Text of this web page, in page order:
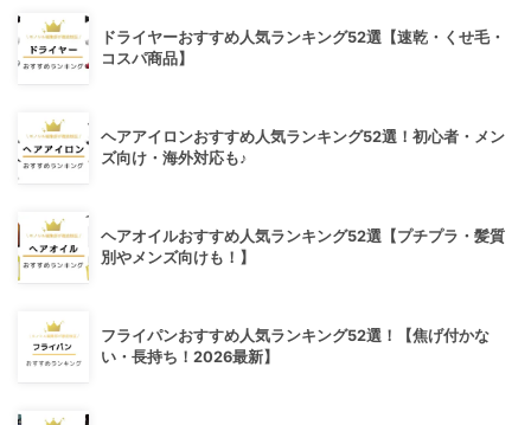
ドライヤーおすすめ人気ランキング52選【速乾・くせ毛・
コスパ商品】
ヘアアイロンおすすめ人気ランキング52選！初心者・メン
ズ向け・海外対応も♪
ヘアオイルおすすめ人気ランキング52選【プチプラ・髪質
別やメンズ向けも！】
フライパンおすすめ人気ランキング52選！【焦げ付かな
い・長持ち！2026最新】